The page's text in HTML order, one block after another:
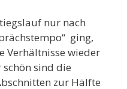
nur nach
ging,
Verhältnisse wieder
schön sind die
zur Hälfte